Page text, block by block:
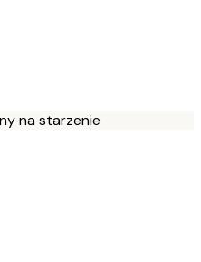
na starzenie